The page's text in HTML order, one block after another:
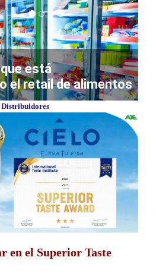
está
el retail de alimentos
en el Superior Taste